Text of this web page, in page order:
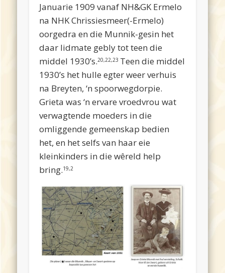
Januarie 1909 vanaf NH&GK Ermelo
na NHK Chrissiesmeer(-Ermelo)
oorgedra en die Munnik-gesin het
daar lidmate gebly tot teen die
middel 1930’s.20,22,23 Teen die middel
1930’s het hulle egter weer verhuis
na Breyten, ‘n spoorwegdorpie.
Grieta was ‘n ervare vroedvrou wat
verwagtende moeders in die
omliggende gemeenskap bedien
het, en het selfs van haar eie
kleinkinders in die wêreld help
bring.19,2